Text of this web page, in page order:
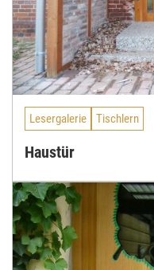
Lesergalerie Tischlern
Haustür